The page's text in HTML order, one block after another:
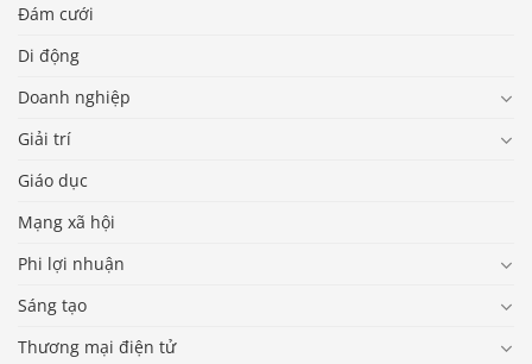
Đám cưới
Di động
Doanh nghiệp
Giải trí
Giáo dục
Mạng xã hội
Phi lợi nhuận
Sáng tạo
Thương mại điện tử